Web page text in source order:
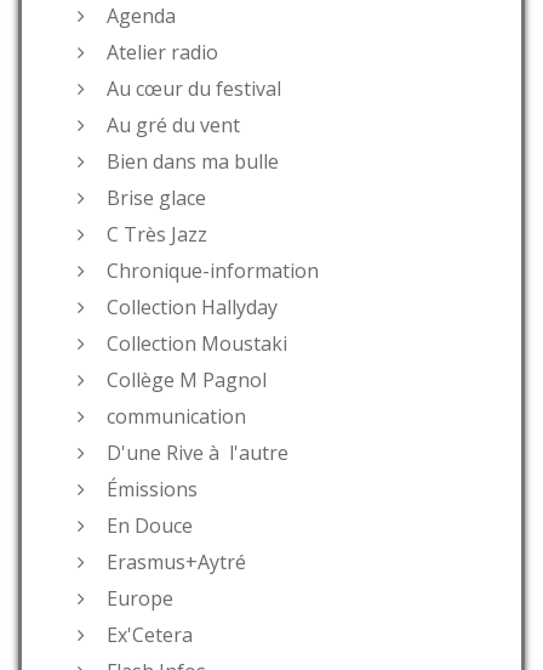
Agenda
Atelier radio
Au cœur du festival
Au gré du vent
Bien dans ma bulle
Brise glace
C Très Jazz
Chronique-information
Collection Hallyday
Collection Moustaki
Collège M Pagnol
communication
D'une Rive à l'autre
Émissions
En Douce
Erasmus+Aytré
Europe
Ex'Cetera